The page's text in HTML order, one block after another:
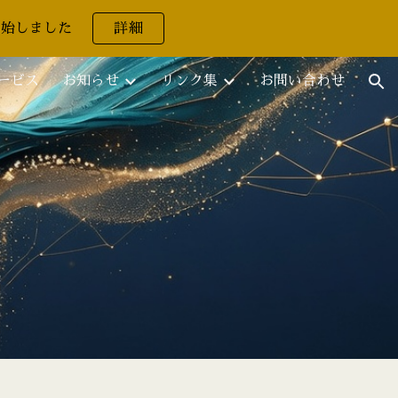
しました 詳細
ビス お知らせ リンク集 お問い合わせ